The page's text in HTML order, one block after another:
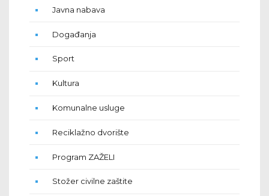
Javna nabava
Događanja
Sport
Kultura
Komunalne usluge
Reciklažno dvorište
Program ZAŽELI
Stožer civilne zaštite